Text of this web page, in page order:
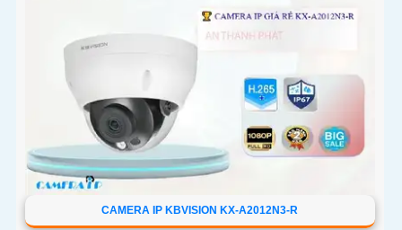
CAMERA IP KBVISION KX-A2012N3-R